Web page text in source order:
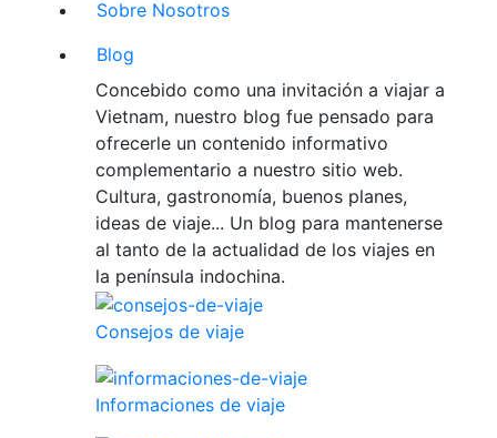
Sobre Nosotros
Blog
Concebido como una invitación a viajar a
Vietnam, nuestro blog fue pensado para
ofrecerle un contenido informativo
complementario a nuestro sitio web.
Cultura, gastronomía, buenos planes,
ideas de viaje... Un blog para mantenerse
al tanto de la actualidad de los viajes en
la península indochina.
Consejos de viaje
Informaciones de viaje